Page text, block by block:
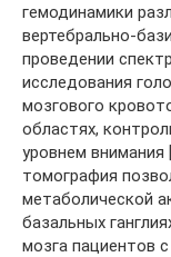
гемодинамики
вертебрально-
проведении
исследования
мозгового
областях,
уровнем
томография
метаболической
базальных
мозга пациентов